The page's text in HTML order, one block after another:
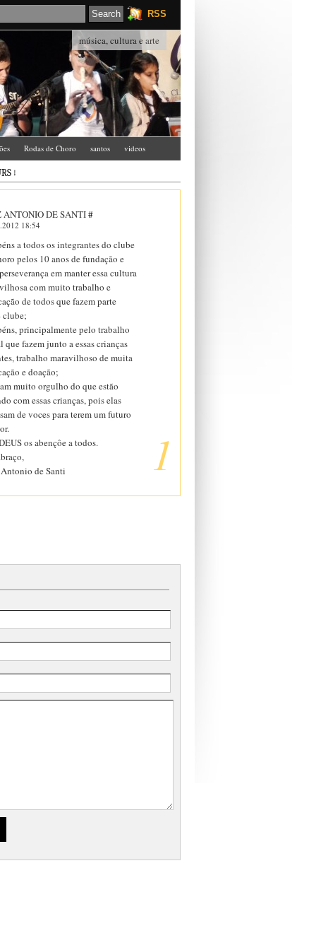
RSS
música, cultura e arte
Rodas de Choro santos
videos
↓
ANTONIO DE SANTI#
18:54
1
a todos os integrantes do clube
pelos 10 anos de fundação e
em manter essa cultura
com muito trabalho e
de todos que fazem parte
clube;
principalmente pelo trabalho
que fazem junto a essas crianças
trabalho maravilhoso de muita
e doação;
muito orgulho do que estão
com essas crianças, pois elas
de voces para terem um futuro
os abençôe a todos.
de Santi